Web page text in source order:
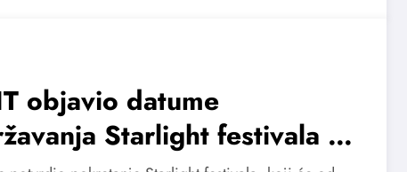
objavio datume
Starlight festivala u